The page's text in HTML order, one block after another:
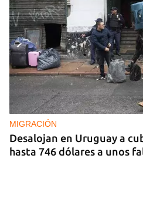
MIGRACIÓN
Desalojan en Uruguay a
hasta 746 dólares a unos